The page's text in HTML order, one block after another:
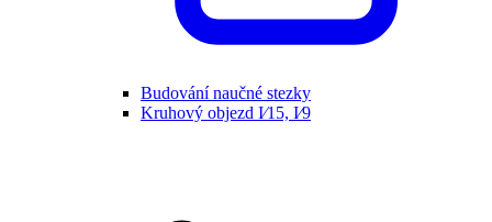
Budování naučné stezky
Kruhový objezd I⁄15, I⁄9